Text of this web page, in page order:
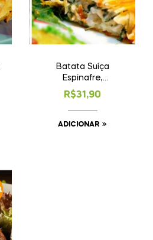
Batata Suíça
Espinafre,
Gorgonzola e
Requeijão
R$31,90
ADICIONAR